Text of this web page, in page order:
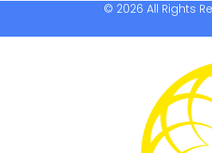
© 2026 All Rights